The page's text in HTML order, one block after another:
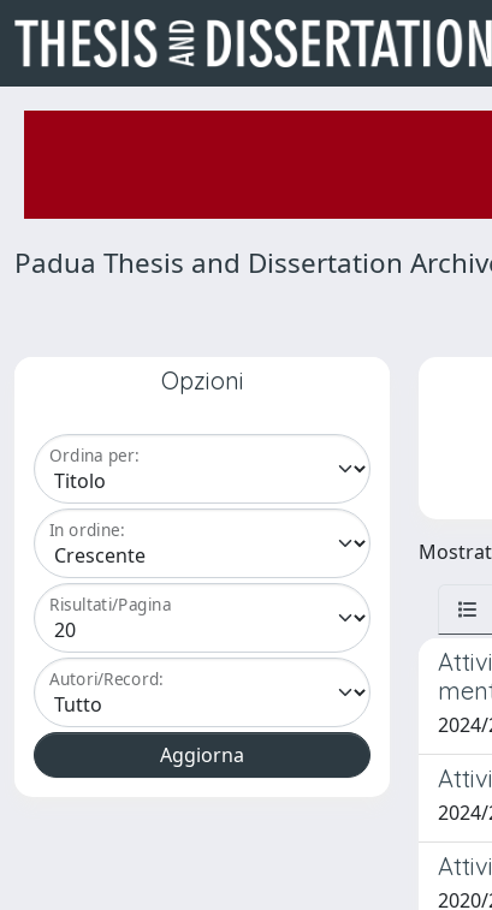
Padua Thesis and Dissertation
Opzioni
Ordina per:
In ordine:
Risultati/Pagina
Autori/Record:
2024/
2024/
2020/